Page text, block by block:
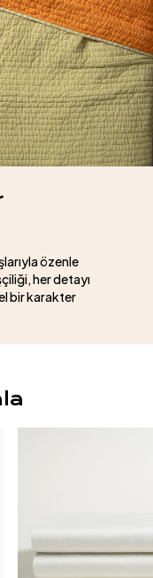
özenle
her detayı
bir karakter